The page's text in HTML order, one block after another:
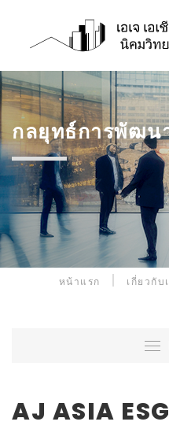
กลยุทธ์การพัฒน
หน้าแรก เกี่ยวกับ
AJ ASIA ESG